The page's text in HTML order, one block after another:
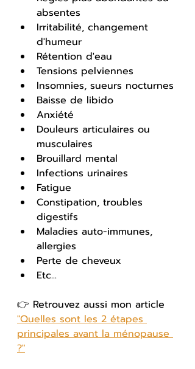
absentes
Irritabilité, changement
d'humeur
Rétention d'eau
Tensions pelviennes
Insomnies, sueurs nocturnes
Baisse de libido
Anxiété
Douleurs articulaires ou
musculaires
Brouillard mental
Infections urinaires
Fatigue
Constipation, troubles
digestifs
Maladies auto-immunes,
allergies
Perte de cheveux
Etc...
👉 Retrouvez aussi mon article
"Quelles sont les 2 étapes
principales avant la ménopause
?"